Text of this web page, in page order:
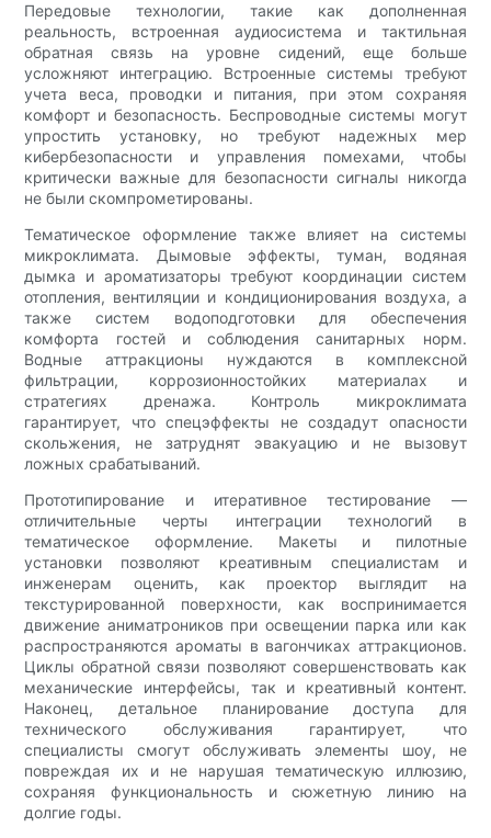
Передовые технологии, такие как дополненная
реальность, встроенная аудиосистема и тактильная
обратная связь на уровне сидений, еще больше
усложняют интеграцию. Встроенные системы требуют
учета веса, проводки и питания, при этом сохраняя
комфорт и безопасность. Беспроводные системы могут
упростить установку, но требуют надежных мер
кибербезопасности и управления помехами, чтобы
критически важные для безопасности сигналы никогда
не были скомпрометированы.
Тематическое оформление также влияет на системы
микроклимата. Дымовые эффекты, туман, водяная
дымка и ароматизаторы требуют координации систем
отопления, вентиляции и кондиционирования воздуха, а
также систем водоподготовки для обеспечения
комфорта гостей и соблюдения санитарных норм.
Водные аттракционы нуждаются в комплексной
фильтрации, коррозионностойких материалах и
стратегиях дренажа. Контроль микроклимата
гарантирует, что спецэффекты не создадут опасности
скольжения, не затруднят эвакуацию и не вызовут
ложных срабатываний.
Прототипирование и итеративное тестирование —
отличительные черты интеграции технологий в
тематическое оформление. Макеты и пилотные
установки позволяют креативным специалистам и
инженерам оценить, как проектор выглядит на
текстурированной поверхности, как воспринимается
движение аниматроников при освещении парка или как
распространяются ароматы в вагончиках аттракционов.
Циклы обратной связи позволяют совершенствовать как
механические интерфейсы, так и креативный контент.
Наконец, детальное планирование доступа для
технического обслуживания гарантирует, что
специалисты смогут обслуживать элементы шоу, не
повреждая их и не нарушая тематическую иллюзию,
сохраняя функциональность и сюжетную линию на
долгие годы.